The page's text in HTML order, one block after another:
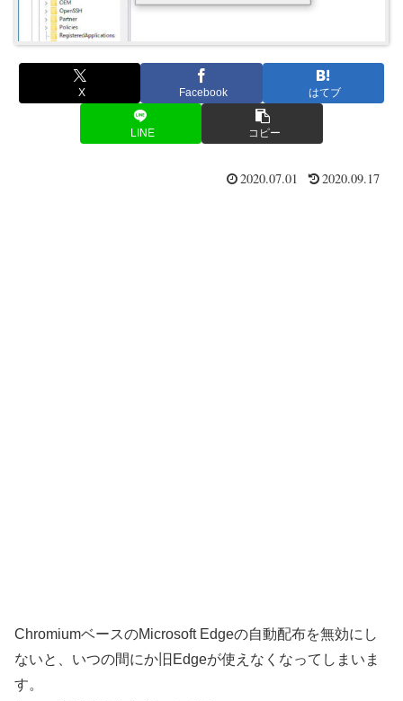
X Facebook はてブ
LINE コピー
2020.07.01 2020.09.17
ChromiumベースのMicrosoft Edgeの自動配布を無効にし
ないと、いつの間にか旧Edgeが使えなくなってしまいま
す。